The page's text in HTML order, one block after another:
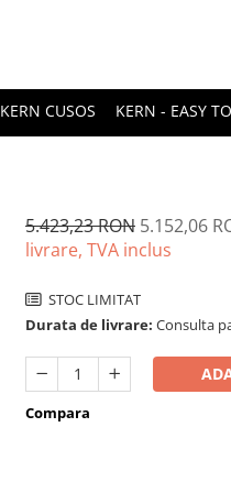
KERN CUSOS KERN - EASY
5.423,23 RON 5.152,06
livrare, TVA inclus
STOC LIMITAT
Durata de livrare: Consulta
Compara